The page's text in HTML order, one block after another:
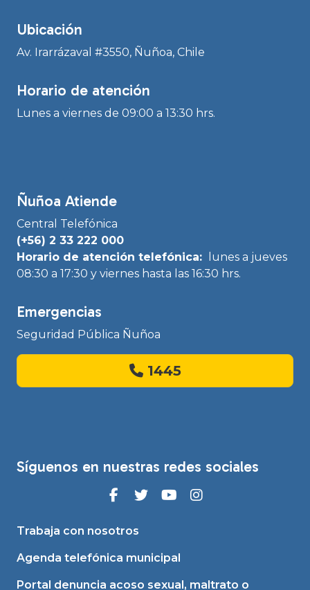
Ubicación
Av. Irarrázaval #3550, Ñuñoa, Chile
Horario de atención
Lunes a viernes de 09:00 a 13:30 hrs.
Ñuñoa Atiende
Central Telefónica
(+56) 2 33 222 000
Horario de atención telefónica:
lunes a jueves
08:30 a 17:30 y viernes hasta las 16:30 hrs.
Emergencias
Seguridad Pública Ñuñoa
1445
Síguenos en nuestras redes sociales
Trabaja con nosotros
Agenda telefónica municipal
Portal denuncia acoso sexual, maltrato o